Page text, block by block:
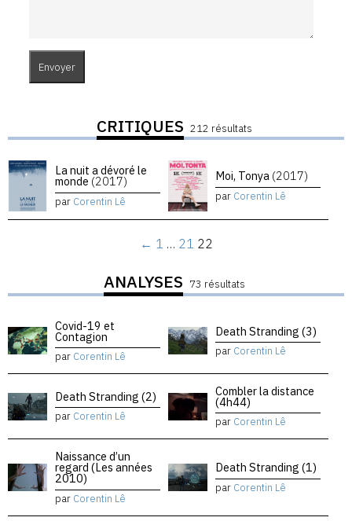
CRITIQUES 212 résultats
La nuit a dévoré le
monde (2017)
par Corentin Lê
Moi, Tonya (2017)
par Corentin Lê
← 1 … 21 22
ANALYSES 73 résultats
Covid-19 et
Contagion
par Corentin Lê
Death Stranding (3)
par Corentin Lê
Death Stranding (2)
par Corentin Lê
Combler la distance
(4h44)
par Corentin Lê
Naissance d’un
regard (Les années
2010)
par Corentin Lê
Death Stranding (1)
par Corentin Lê